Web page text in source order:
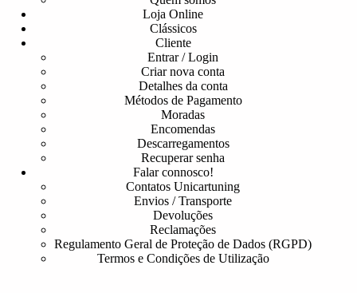
Loja Online
Clássicos
Cliente
Entrar / Login
Criar nova conta
Detalhes da conta
Métodos de Pagamento
Moradas
Encomendas
Descarregamentos
Recuperar senha
Falar connosco!
Contatos Unicartuning
Envios / Transporte
Devoluções
Reclamações
Regulamento Geral de Proteção de Dados (RGPD)
Termos e Condições de Utilização